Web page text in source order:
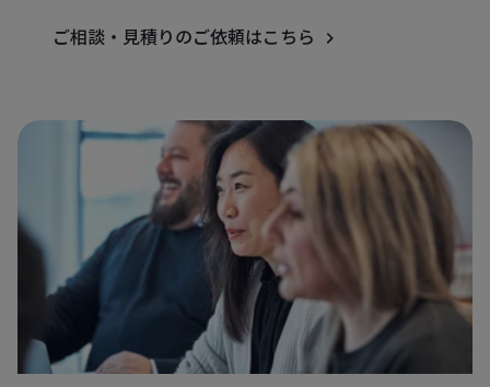
ご相談・見積りのご依頼はこちら